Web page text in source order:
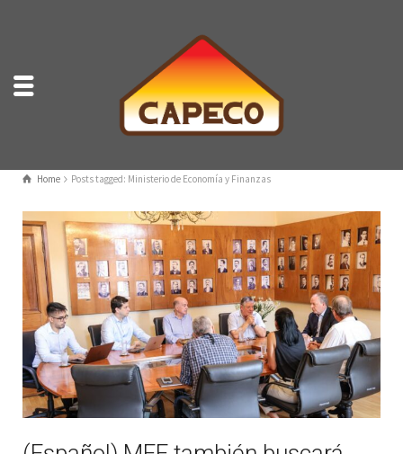
Home Posts tagged: Ministerio de Economía y Finanzas